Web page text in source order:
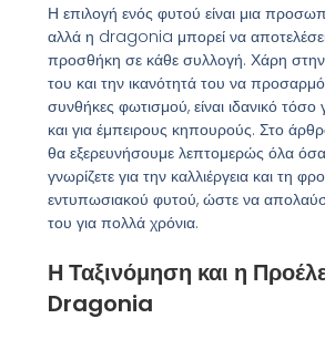
Η επιλογή ενός φυτού είναι μια
αλλά η dragonia μπορεί να αποτελέσει
προσθήκη σε κάθε συλλογή. Χάρη στην
του και την ικανότητά του να
συνθήκες φωτισμού, είναι ιδανικό
και για έμπειρους κηπουρούς. Στο
θα εξερευνήσουμε λεπτομερώς όλα όσα
γνωρίζετε για την καλλιέργεια και τη
εντυπωσιακού φυτού, ώστε να
του για πολλά χρόνια.
Η Ταξινόμηση και η
Dragonia